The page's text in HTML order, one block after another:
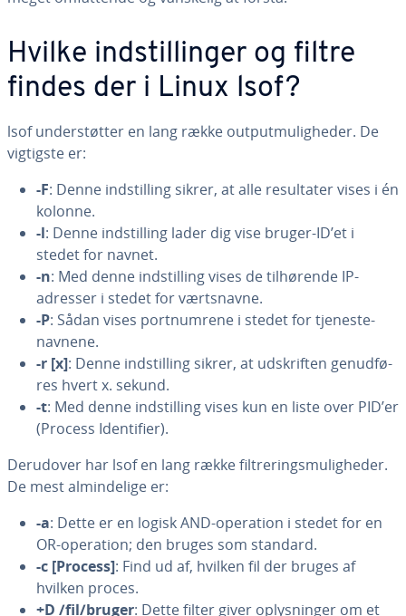
Hvilke indstil­lin­ger og filtre
findes der i Linux lsof?
lsof un­der­støt­ter en lang række out­put­mu­lig­he­der. De
vigtigste er:
-F: Denne indstil­ling sikrer, at alle re­sul­ta­ter vises i én
kolonne.
-l: Denne indstil­ling lader dig vise bruger-ID’et i
stedet for navnet.
-n: Med denne indstil­ling vises de til­hø­ren­de IP-
adresser i stedet for vært­s­nav­ne.
-P: Sådan vises po­rt­num­re­ne i stedet for tje­ne­ste­
nav­ne­ne.
-r [x]: Denne indstil­ling sikrer, at ud­skrif­ten ge­nud­fø­
res hvert x. sekund.
-t: Med denne indstil­ling vises kun en liste over PID’er
(Process Iden­ti­fi­er).
Derudover har lsof en lang række fil­tre­rings­mu­lig­he­der.
De mest al­min­de­li­ge er:
-a: Dette er en logisk AND-operation i stedet for en
OR-operation; den bruges som standard.
-c [Process]: Find ud af, hvilken fil der bruges af
hvilken proces.
+D /fil/bruger: Dette filter giver op­lys­nin­ger om et